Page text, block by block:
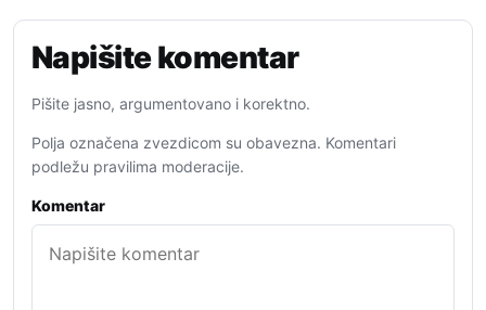
Napišite komentar
Pišite jasno, argumentovano i korektno.
Polja označena zvezdicom su obavezna. Komentari
podležu pravilima moderacije.
Komentar